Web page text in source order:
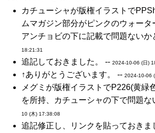
カチューシャが版権イラストで
ムマガジン部分がピンクのウォータ
アンチョビの下に記載で問題ないか
18:21:31
追記しておきました。 -- 2024-10-06 (日)
↑ありがとうございます。 -- 2024-10-06
メグミが版権イラストでP226(黄緑
を所持、カチューシャの下で問題な
10 (木) 17:38:08
追記修正し、リンクを貼っておきま